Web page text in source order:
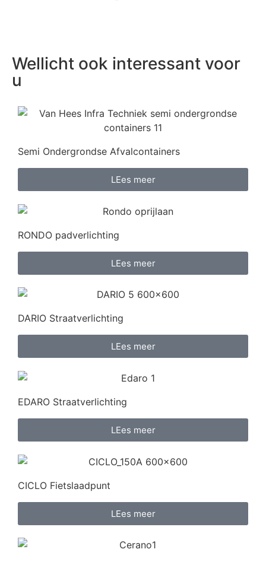
Wellicht ook interessant voor
u
Semi Ondergrondse Afvalcontainers
LEes meer
RONDO padverlichting
LEes meer
DARIO Straatverlichting
LEes meer
EDARO Straatverlichting
LEes meer
CICLO Fietslaadpunt
LEes meer